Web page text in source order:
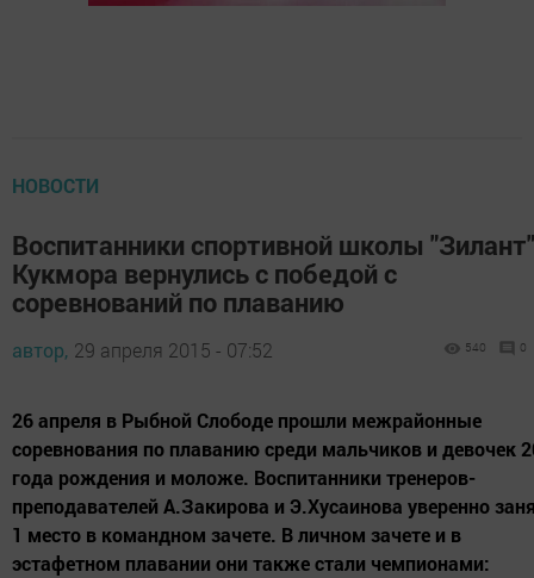
НОВОСТИ
Воспитанники спортивной школы "Зилант"
Кукмора вернулись с победой с
соревнований по плаванию
автор, 29 апреля 2015 - 07:52 540 0
26 апреля в Рыбной Слободе прошли межрайонные
соревнования по плаванию среди мальчиков и девочек
года рождения и моложе. Воспитанники тренеров-
преподавателей А.Закирова и Э.Хусаинова уверенно
1 место в командном зачете. В личном зачете и в
эстафетном плавании они также стали чемпионами: